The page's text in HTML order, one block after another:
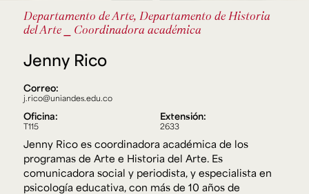
Configuración de cookies
Universidad de los Andes | Vigilada Mineducación.
Reconocimiento como universidad: Decreto 1297 del 30
de mayo de 1964. Reconocimiento de personería jurídica:
Resolución 28 del 23 de febrero de 1949, Minjusticia.
Acreditación institucional de alta calidad, 10 años:
Resolución 000194 del 16 de enero del 2025.
Posgrados
Ext. 4925
Educación
Continua
Jenny Rico
Departamento de Arte, Departamento de Historia
del Arte
⎯ Coordinadora académica
Correo:
j.rico@uniandes.edu.co
Oficina:
T115
Extensión:
2633
Jenny Rico es coordinadora académica de los
programas de Arte e Historia del Arte. Es
comunicadora social y periodista, y especialista en
psicología educativa, con más de 10 años de